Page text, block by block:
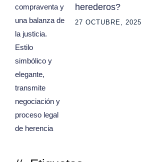
herederos?
27 OCTUBRE, 2025